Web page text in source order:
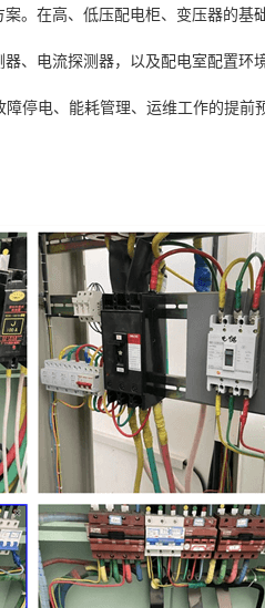
。在高、低压配电柜、变压器的基
、电流探测器，以及配电室配置环
停电、能耗管理、运维工作的提前